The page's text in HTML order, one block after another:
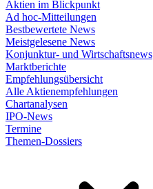
Aktien im Blickpunkt
Ad hoc-Mitteilungen
Bestbewertete News
Meistgelesene News
Konjunktur- und Wirtschaftsnews
Marktberichte
Empfehlungsübersicht
Alle Aktienempfehlungen
Chartanalysen
IPO-News
Termine
Themen-Dossiers